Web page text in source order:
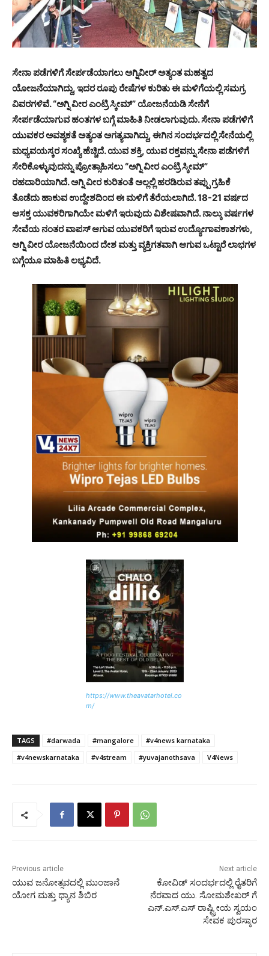
ಸೇನಾ ಪಡೆಗಳಿಗೆ ಸೇರ್ಪಡೆಯಾಗಲು ಅಗ್ನಿವೀರ್ ಅತ್ಯಂತ ಮಹತ್ವದ
ಯೋಜನೆಯಾಗಿದ್ದು, ಇದರ ರೂಪು ರೇಷೆಗಳ ಕುರಿತು ಈ ಮಳಿಗೆಯಲ್ಲಿ ಸಮಗ್ರ
ವಿವರಗಳಿವೆ. “ಅಗ್ನಿ ವೀರ ಎಂಟ್ರಿ ಸ್ಕೀಮ್” ಯೋಜನೆಯಡಿ ಸೇನೆಗೆ
ಸೇರ್ಪಡೆಯಾಗುವ ಹಂತಗಳ ಬಗ್ಗೆ ಮಾಹಿತಿ ನೀಡಲಾಗುವುದು. ಸೇನಾ ಪಡೆಗಳಿಗೆ
ಯುವಕರ ಅವಶ್ಯಕತೆ ಅತ್ಯಂತ ಅಗತ್ಯವಾಗಿದ್ದು, ಈಗಿನ ಸಂದರ್ಭದಲ್ಲಿ ಸೇನೆಯಲ್ಲಿ
ಮಧ್ಯವಯಸ್ಕರ ಸಂಖ್ಯೆ ಹೆಚ್ಚಿದೆ. ಯುವ ಶಕ್ತಿ, ಯುವ ರಕ್ತವನ್ನು ಸೇನಾ ಪಡೆಗಳಿಗೆ
ಸೇರಿಕೊಳ್ಳುವುದನ್ನು ಪ್ರೋತ್ಸಾಹಿಸಲು “ಅಗ್ನಿ ವೀರ ಎಂಟ್ರಿ ಸ್ಕೀಮ್”
ರಹದಾರಿಯಾಗಿದೆ. ಅಗ್ನಿ ವೀರ ಕುರಿತಂತೆ ಅಲ್ಲಲ್ಲಿ ಹರಡಿರುವ ತಪ್ಪು ಗ್ರಹಿಕೆ
ತೊಡೆದು ಹಾಕುವ ಉದ್ದೇಶದಿಂದ ಈ ಮಳಿಗೆ ತೆರೆಯಲಾಗಿದೆ. 18-21 ವರ್ಷದ
ಆಸಕ್ತ ಯುವಕರಿಗಾಗಿಯೇ ಮಳಿಗೆ ಇರುವುದು ವಿಶೇಷವಾಗಿದೆ. ನಾಲ್ಕು ವರ್ಷಗಳ
ಸೇವೆಯ ನಂತರ ವಾಪಸ್ ಆಗುವ ಯುವಕರಿಗೆ ಇರುವ ಉದ್ಯೋಗಾವಕಾಶಗಳು,
ಅಗ್ನಿ ವೀರ ಯೋಜನೆಯಿಂದ ದೇಶ ಮತ್ತು ವ್ಯಕ್ತಿಗತವಾಗಿ ಆಗುವ ಒಟ್ಟಾರೆ ಲಾಭಗಳ
ಬಗ್ಗೆಯೂ ಮಾಹಿತಿ ಲಭ್ಯವಿದೆ.
https://www.theavatarhotel.co
m/
TAGS #darwada #mangalore
#v4news karnataka
#v4newskarnataka
#v4stream #yuvajanothsava V4News
Previous article
ಯುವ ಜನೋತ್ಸವದಲ್ಲಿ ಮುಂಜಾನೆ
ಯೋಗ ಮತ್ತು ಧ್ಯಾನ ಶಿಬಿರ
Next article
ಕೋವಿಡ್ ಸಂದರ್ಭದಲ್ಲಿ ರೈತರಿಗೆ
ನೆರವಾದ ಯು. ಸೋಮಶೇಖರ್ ಗೆ
ಎನ್.ಎಸ್.ಎಸ್ ರಾಷ್ಟ್ರೀಯ ಸ್ವಯಂ
ಸೇವಕ ಪುರಸ್ಕಾರ